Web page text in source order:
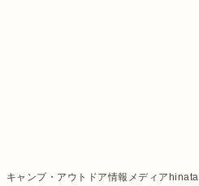
キャンプ・アウトドア情報メディアhinata